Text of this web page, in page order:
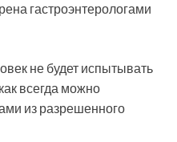
гастроэнтерологами
не будет испытывать
всегда можно
из разрешенного